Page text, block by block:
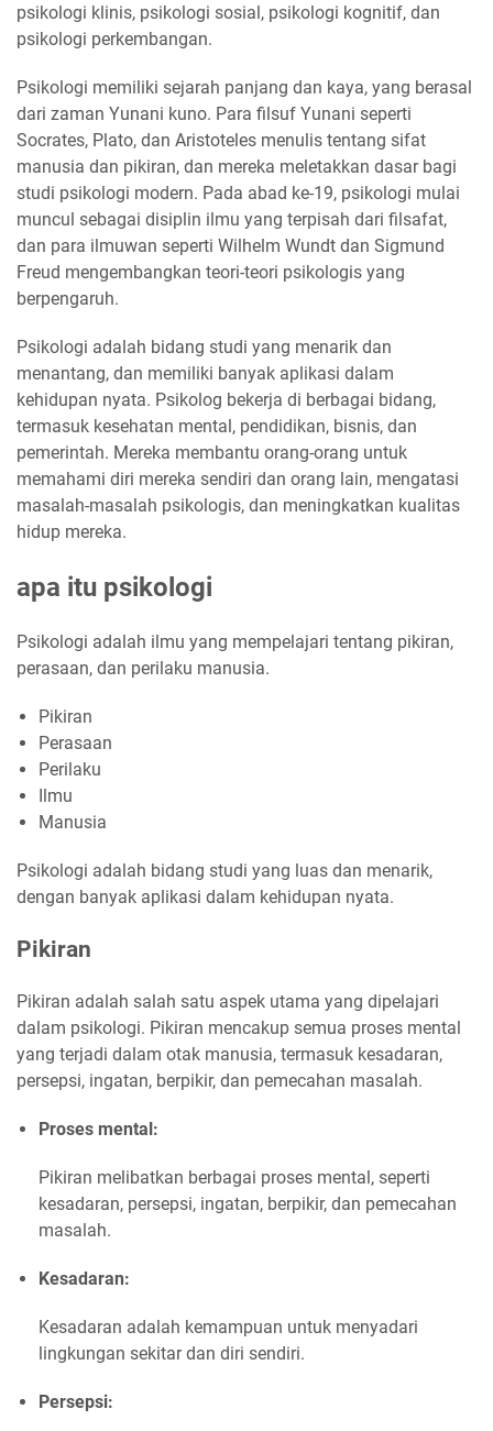
psikologi klinis, psikologi sosial, psikologi kognitif, dan
psikologi perkembangan.
Psikologi memiliki sejarah panjang dan kaya, yang berasal
dari zaman Yunani kuno. Para filsuf Yunani seperti
Socrates, Plato, dan Aristoteles menulis tentang sifat
manusia dan pikiran, dan mereka meletakkan dasar bagi
studi psikologi modern. Pada abad ke-19, psikologi mulai
muncul sebagai disiplin ilmu yang terpisah dari filsafat,
dan para ilmuwan seperti Wilhelm Wundt dan Sigmund
Freud mengembangkan teori-teori psikologis yang
berpengaruh.
Psikologi adalah bidang studi yang menarik dan
menantang, dan memiliki banyak aplikasi dalam
kehidupan nyata. Psikolog bekerja di berbagai bidang,
termasuk kesehatan mental, pendidikan, bisnis, dan
pemerintah. Mereka membantu orang-orang untuk
memahami diri mereka sendiri dan orang lain, mengatasi
masalah-masalah psikologis, dan meningkatkan kualitas
hidup mereka.
apa itu psikologi
Psikologi adalah ilmu yang mempelajari tentang pikiran,
perasaan, dan perilaku manusia.
Pikiran
Perasaan
Perilaku
Ilmu
Manusia
Psikologi adalah bidang studi yang luas dan menarik,
dengan banyak aplikasi dalam kehidupan nyata.
Pikiran
Pikiran adalah salah satu aspek utama yang dipelajari
dalam psikologi. Pikiran mencakup semua proses mental
yang terjadi dalam otak manusia, termasuk kesadaran,
persepsi, ingatan, berpikir, dan pemecahan masalah.
Proses mental:
Pikiran melibatkan berbagai proses mental, seperti
kesadaran, persepsi, ingatan, berpikir, dan pemecahan
masalah.
Kesadaran:
Kesadaran adalah kemampuan untuk menyadari
lingkungan sekitar dan diri sendiri.
Persepsi: